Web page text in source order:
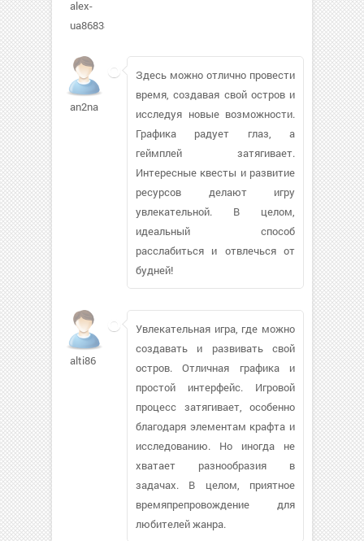
alex-
ua86838
an2na
Здесь можно отлично провести
время, создавая свой остров и
исследуя новые возможности.
Графика радует глаз, а
геймплей затягивает.
Интересные квесты и развитие
ресурсов делают игру
увлекательной. В целом,
идеальный способ
расслабиться и отвлечься от
будней!
alti86
Увлекательная игра, где можно
создавать и развивать свой
остров. Отличная графика и
простой интерфейс. Игровой
процесс затягивает, особенно
благодаря элементам крафта и
исследованию. Но иногда не
хватает разнообразия в
задачах. В целом, приятное
времяпрепровождение для
любителей жанра.